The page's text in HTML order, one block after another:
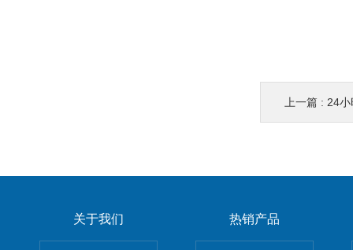
上一篇 : 24小
关于我们 热销产品